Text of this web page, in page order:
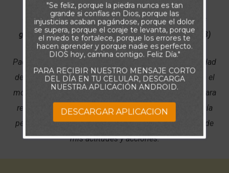
Clama a mí, y yo te responderé, y te enseñaré cosas
grandes y ocultas que tú no conoces. (Jeremías 33:3)
Padre, quiero ser cada vez más sabio y tener la capacidad
de hacer lo que es correcto, de la manera correcta y en el
momento adecuado. Dame sabiduría y comprensión para
resolver los problemas cotidianos, siempre con Tu guía
perfecta e infalible, y así glorificar Tu nombre a través de
mis actitudes y acciones.
"Se feliz, porque la piedra nunca es tan
grande si confías en Dios, porque las
injusticias acaban pagándose, porque el dolor
se supera, porque el coraje te levanta, porque
el miedo te fortalece, porque los errores te
hacen aprender y porque nadie es perfecto.
DIOS hoy, camina contigo. Feliz Día."
PARA RECIBIR NUESTRO MENSAJE CORTO
DEL DÍA EN TU CELULAR, DESCARGA
NUESTRA APLICACIÓN ANDROID.
DESCARGAR APLICACION